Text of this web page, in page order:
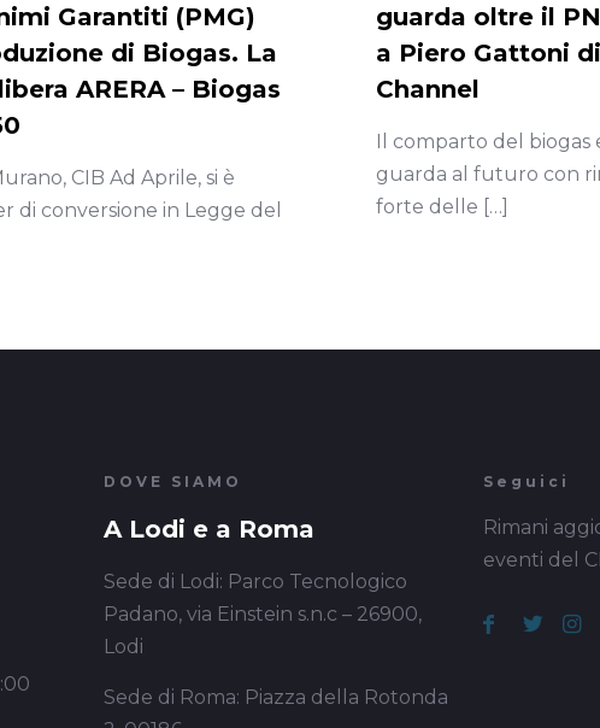
Garantiti (PMG)
di Biogas. La
ARERA – Biogas
CIB Ad Aprile, si è
di conversione in Legge del
guarda oltre il
a Piero Gattoni
Channel
Il comparto del biogas
guarda al futuro con
forte delle […]
DOVE SIAMO
A Lodi e a Roma
Sede di Lodi: Parco Tecnologico
Padano, via Einstein s.n.c – 26900,
Lodi
Sede di Roma: Piazza della Rotonda
Seguici
Rimani
eventi del